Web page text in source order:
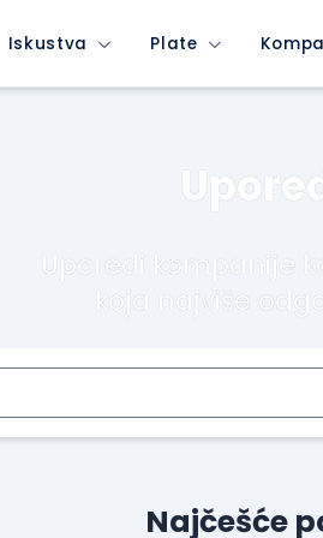
Iskustva Plate
Uporedi kompanije
koja najviše
Najčešće